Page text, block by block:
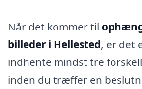
Når det kommer til
billeder i Hellested, er det
indhente mindst tre
inden du træffer en